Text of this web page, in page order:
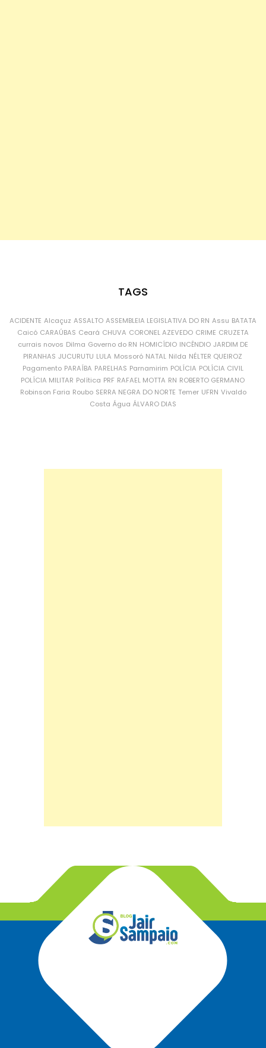
TAGS
ACIDENTE Alcaçuz ASSALTO ASSEMBLEIA LEGISLATIVA DO RN Assu BATATA
Caicó CARAÚBAS Ceará CHUVA CORONEL AZEVEDO CRIME CRUZETA
currais novos Dilma Governo do RN HOMICÍDIO INCÊNDIO JARDIM DE
PIRANHAS JUCURUTU LULA Mossoró NATAL Nilda NÉLTER QUEIROZ
Pagamento PARAÍBA PARELHAS Parnamirim POLÍCIA POLÍCIA CIVIL
POLÍCIA MILITAR Política PRF RAFAEL MOTTA RN ROBERTO GERMANO
Robinson Faria Roubo SERRA NEGRA DO NORTE Temer UFRN Vivaldo
Costa Água ÁLVARO DIAS